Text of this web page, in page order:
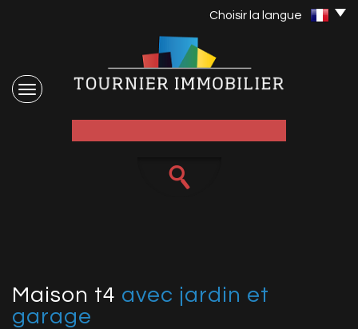
Choisir la langue
maison t4 avec jardin et
garage